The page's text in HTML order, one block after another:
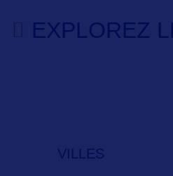
EXPLOREZ
VILLES